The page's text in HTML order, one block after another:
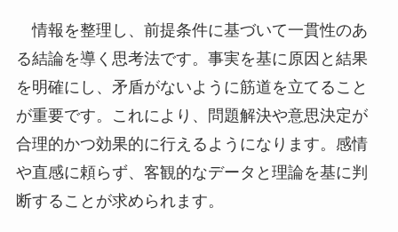
情報を整理し、前提条件に基づいて一貫性のあ
る結論を導く思考法です。事実を基に原因と結果
を明確にし、矛盾がないように筋道を立てること
が重要です。これにより、問題解決や意思決定が
合理的かつ効果的に行えるようになります。感情
や直感に頼らず、客観的なデータと理論を基に判
断することが求められます。